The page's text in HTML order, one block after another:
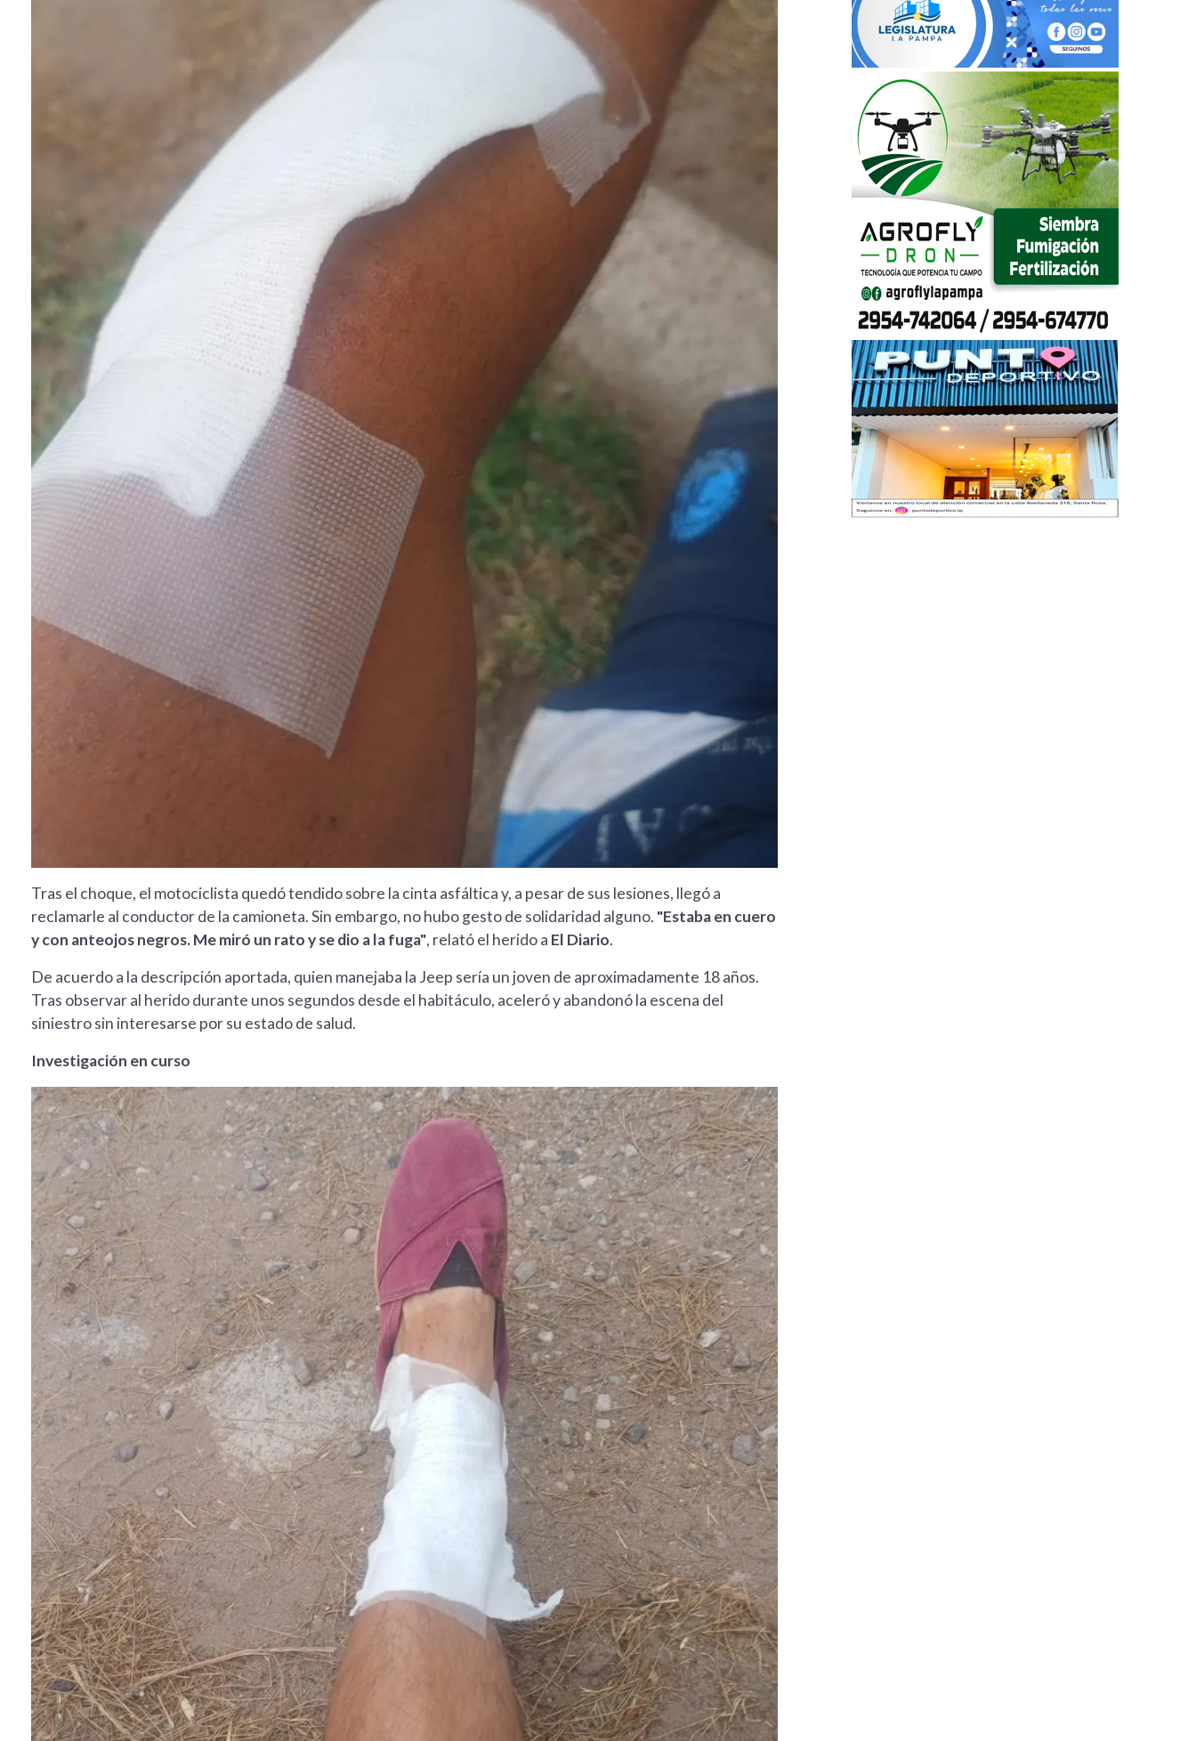
Tras el choque, el motociclista quedó tendido sobre la cinta asfáltica y, a pesar de sus lesiones, llegó a
reclamarle al conductor de la camioneta. Sin embargo, no hubo gesto de solidaridad alguno. "Estaba en cuero
y con anteojos negros. Me miró un rato y se dio a la fuga", relató el herido a El Diario.
De acuerdo a la descripción aportada, quien manejaba la Jeep sería un joven de aproximadamente 18 años.
Tras observar al herido durante unos segundos desde el habitáculo, aceleró y abandonó la escena del
siniestro sin interesarse por su estado de salud.
Investigación en curso